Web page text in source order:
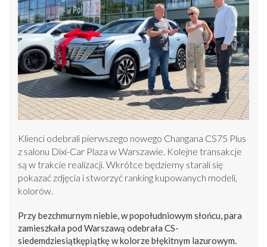
Klienci odebrali pierwszego nowego Changana CS75 Plus
z salonu Dixi-Car Plaza w Warszawie. Kolejne transakcje
są w trakcie realizacji. Wkrótce będziemy starali się
pokazać zdjęcia i stworzyć ranking kupowanych modeli,
kolorów.
Przy bezchmurnym niebie, w popołudniowym słońcu, para
zamieszkała pod Warszawą odebrała CS-
siedemdziesiątkępiątkę w kolorze błękitnym lazurowym.